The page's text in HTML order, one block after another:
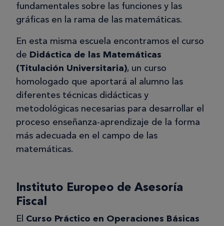
fundamentales sobre las funciones y las
gráficas en la rama de las matemáticas.
En esta misma escuela encontramos el curso
de Didáctica de las Matemáticas
(Titulación Universitaria), un curso
homologado que aportará al alumno las
diferentes técnicas didácticas y
metodológicas necesarias para desarrollar el
proceso enseñanza-aprendizaje de la forma
más adecuada en el campo de las
matemáticas.
Instituto Europeo de Asesoría
Fiscal
El Curso Práctico en Operaciones Básicas